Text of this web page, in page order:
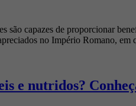
são capazes de proporcionar
no Império Romano,
e nutridos?